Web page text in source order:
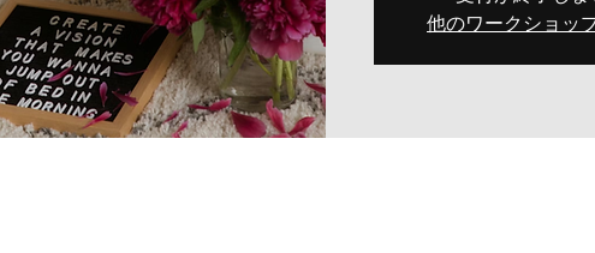
他のワークショッ